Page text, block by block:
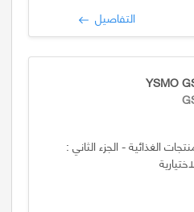
التفاصيل
YSMO
الغذائية - الجزء الثاني :